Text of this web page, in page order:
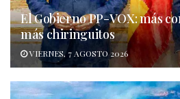
El Gobierno PP-VOX: más
más chiringuitos
VIERNES, 7 AGOSTO 2026